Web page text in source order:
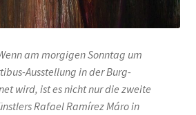
am morgigen Sonntag um
Ausstellung in der Burg-
wird, ist es nicht nur die zweite
Rafael Ramírez Máro in